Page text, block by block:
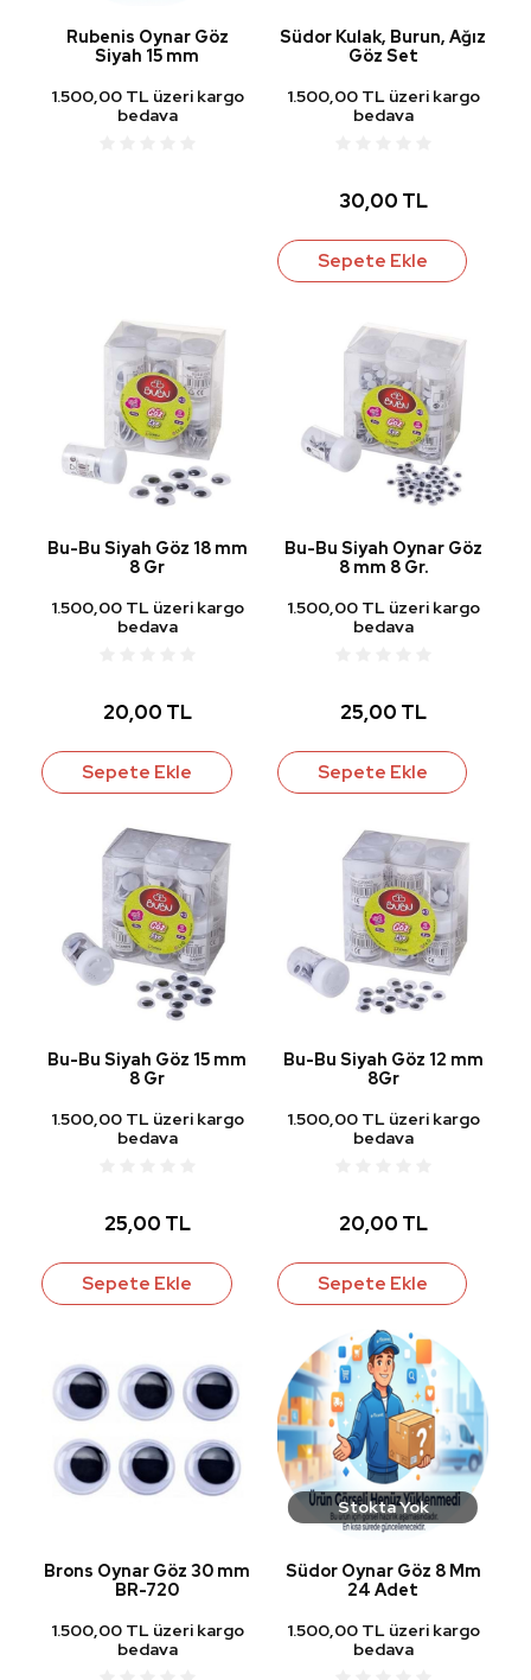
Rubenis Oynar Göz
Siyah 15 mm
1.500,00 TL üzeri kargo
bedava
Südor Kulak, Burun, Ağız
Göz Set
1.500,00 TL üzeri kargo
bedava
30,00 TL
Sepete Ekle
Bu-Bu Siyah Göz 18 mm
8 Gr
1.500,00 TL üzeri kargo
bedava
20,00 TL
Sepete Ekle
Bu-Bu Siyah Oynar Göz
8 mm 8 Gr.
1.500,00 TL üzeri kargo
bedava
25,00 TL
Sepete Ekle
Bu-Bu Siyah Göz 15 mm
8 Gr
1.500,00 TL üzeri kargo
bedava
25,00 TL
Sepete Ekle
Bu-Bu Siyah Göz 12 mm
8Gr
1.500,00 TL üzeri kargo
bedava
20,00 TL
Sepete Ekle
Brons Oynar Göz 30 mm
BR-720
1.500,00 TL üzeri kargo
bedava
Stokta Yok
Südor Oynar Göz 8 Mm
24 Adet
1.500,00 TL üzeri kargo
bedava